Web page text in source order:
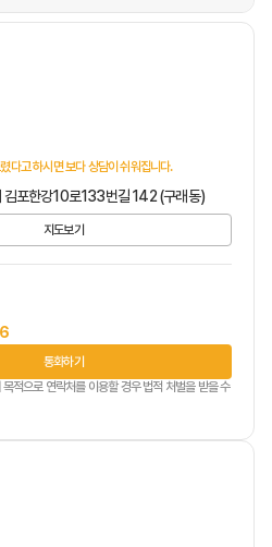
다고 하시면 보다 상담이 쉬워집니다.
김포한강10로133번길 142 (구래동)
지도보기
통화하기
적으로 연락처를 이용할 경우 법적 처벌을 받을 수